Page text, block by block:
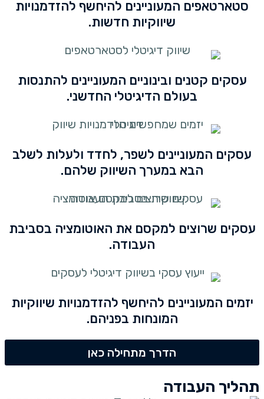
סטארטאפים המעוניינים להיחשף להזדמנויות
שיווקיות חדשות.
עסקים קטנים ובינוניים המעוניינים להתנסות
בעולם הדיגיטלי החדשני.
עסקים המעוניינים לשפר, לחדד ולעלות לשלב
הבא במערך השיווק שלהם.
עסקים שרוצים למקסם את האוטומציה בסביבת
העבודה.
יזמים המעוניינים להיחשף להזדמנויות שיווקיות
המונחות בפניהם.
הדרך מתחילה כאן
תהליך העבודה